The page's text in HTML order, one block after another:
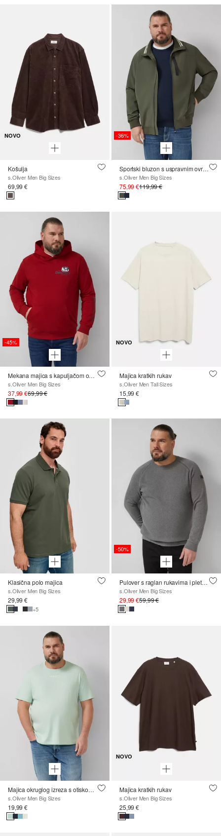
NOVO
Košulja
s.Oliver Men Big Sizes
69,99 €
-36%
Sportski bluzon s uspravnim ovratnikom i rebrastim manžetama
s.Oliver Men Big Sizes
75,99 €119,99 €
-45%
Mekana majica s kapuljačom opuštenog kroja s umjetničkim printom
s.Oliver Men Big Sizes
37,99 €69,99 €
NOVO
Majica kratkih rukav
s.Oliver Men Tall Sizes
15,99 €
Klasična polo majica
s.Oliver Men Big Sizes
29,99 €
+5
-50%
Pulover s raglan rukavima i pletenim uzorkom
s.Oliver Men Big Sizes
29,99 €59,99 €
Majica okruglog izreza s otiskom logotipa
s.Oliver Men Big Sizes
19,99 €
NOVO
Majica kratkih rukav
s.Oliver Men Big Sizes
25,99 €